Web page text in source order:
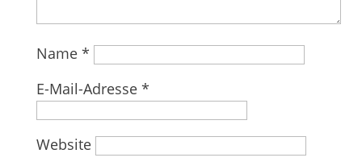
Name *
E-Mail-Adresse *
Website